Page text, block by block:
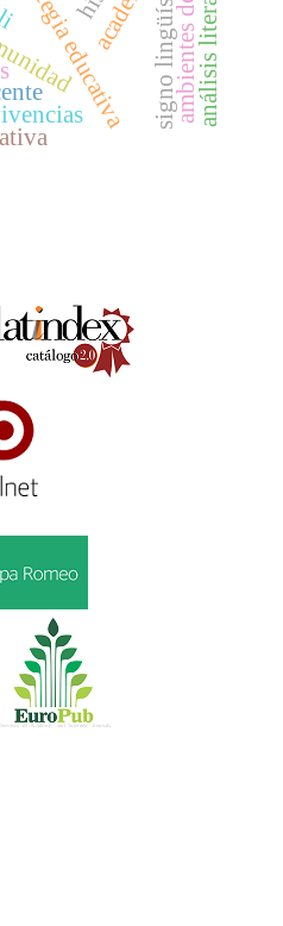
estrategia educativasigno lingüísticoanálisis literario